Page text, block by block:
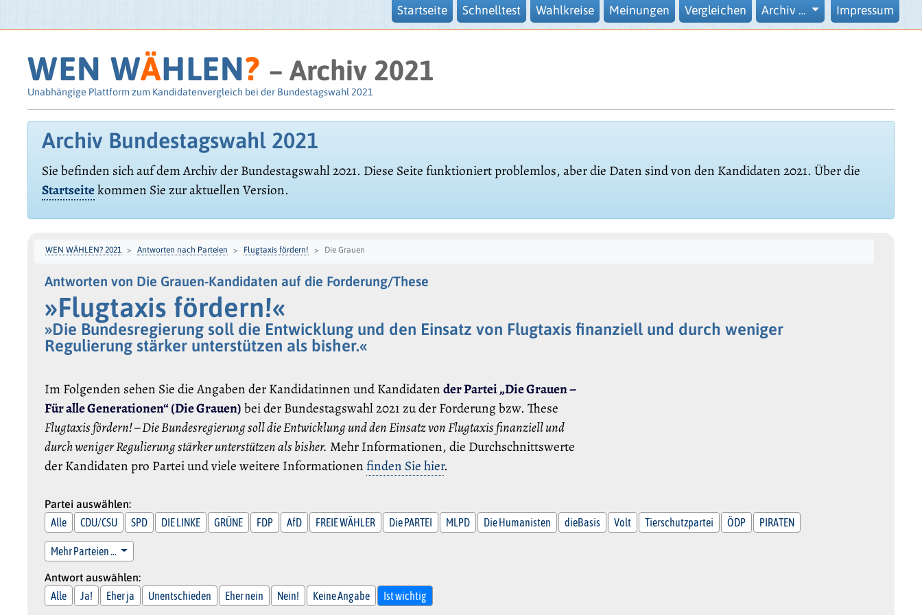
Startseite Schnelltest Wahlkreise Meinungen Vergleichen Archiv … Impressum
WEN WÄHLEN? – Archiv 2021
Unabhängige Plattform zum Kandidatenvergleich bei der Bundestagswahl 2021
Archiv Bundestagswahl 2021
Sie befinden sich auf dem Archiv der Bundestagswahl 2021. Diese Seite funktioniert problemlos, aber die Daten sind von den Kandidaten 2021. Über die
Startseitekommen Sie zur aktuellen Version.
WEN WÄHLEN? 2021 Antworten nach Parteien Flugtaxis fördern! Die Grauen
Antworten von Die Grauen-Kandidaten auf die Forderung/These
»Flugtaxis fördern!«
»Die Bundesregierung soll die Entwicklung und den Einsatz von Flugtaxis finanziell und durch weniger
Regulierung stärker unterstützen als bisher.«
Im Folgenden sehen Sie die Angaben der Kandidatinnen und Kandidatender Partei „Die Grauen –
Für alle Generationen“ (Die Grauen)bei der Bundestagswahl 2021 zu der Forderung bzw. These
Flugtaxis fördern! – Die Bundesregierung soll die Entwicklung und den Einsatz von Flugtaxis finanziell und
durch weniger Regulierung stärker unterstützen als bisher. Mehr Informationen, die Durchschnittswerte
der Kandidaten pro Partei und viele weitere Informationen finden Sie hier.
Partei auswählen:
Alle
CDU/CSU SPD DIE LINKE GRÜNE FDP AfD FREIE WÄHLER Die PARTEI MLPD Die Humanisten dieBasis Volt Tierschutzpartei ÖDP PIRATEN
Mehr Parteien …
Antwort auswählen:
Alle
Ja! Eher ja Unentschieden Eher nein Nein! Keine Angabe Ist wichtig